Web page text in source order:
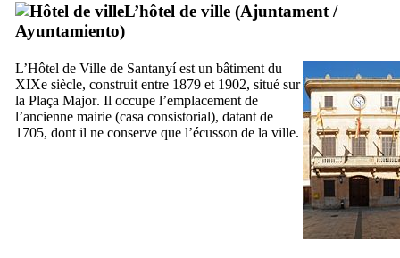
L’hôtel de ville (Ajuntament /
Ayuntamiento)
L’Hôtel de Ville de Santanyíest un bâtiment du
XIXe siècle, construit entre 1879 et 1902, situé sur
la Plaça Major. Il occupe l’emplacement de
l’ancienne mairie (casa consistorial), datant de
1705, dont il ne conserve que l’écusson de la ville.